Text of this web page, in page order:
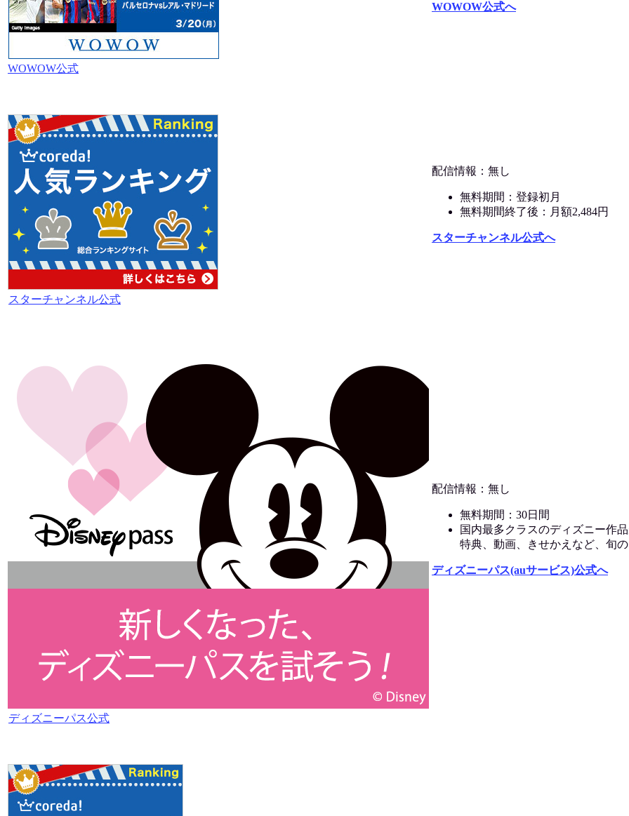
WOWOW公式
WOWOW公式へ
スターチャンネル公式
配信情報：無し
無料期間：登録初月
無料期間終了後：月額2,484円
スターチャンネル公式へ
ディズニーパス公式
配信情報：無し
無料期間：30日間
国内最多クラスのディズニー作
特典、動画、きせかえなど、旬
ディズニーパス(auサービス)公式へ